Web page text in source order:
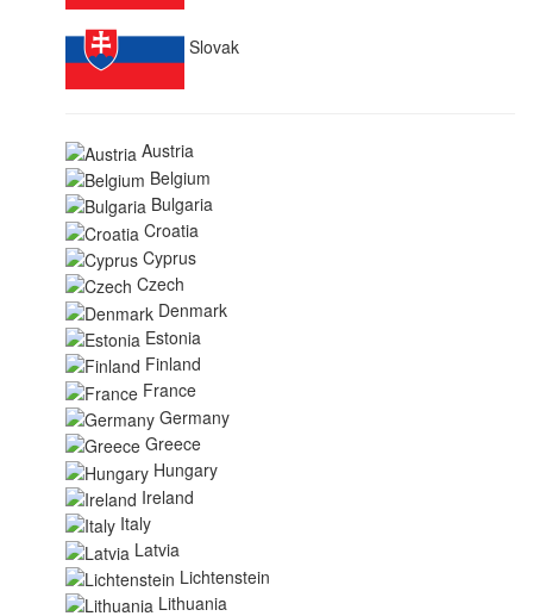
Slovak
Austria
Belgium
Bulgaria
Croatia
Cyprus
Czech
Denmark
Estonia
Finland
France
Germany
Greece
Hungary
Ireland
Italy
Latvia
Lichtenstein
Lithuania